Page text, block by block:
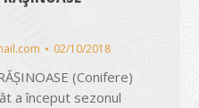
02/10/2018
(Conifere)
a început sezonul